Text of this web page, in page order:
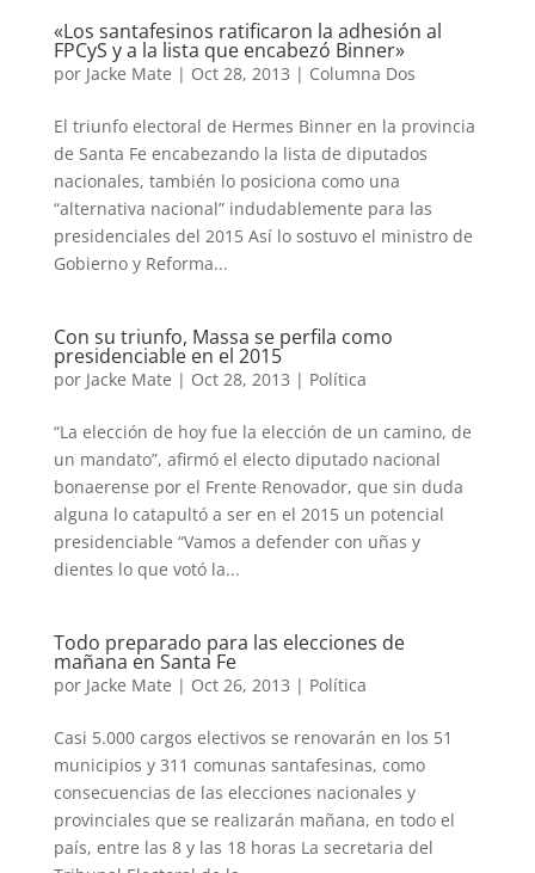
«Los santafesinos ratificaron la adhesión al
FPCyS y a la lista que encabezó Binner»
por Jacke Mate | Oct 28, 2013 | Columna Dos
El triunfo electoral de Hermes Binner en la provincia
de Santa Fe encabezando la lista de diputados
nacionales, también lo posiciona como una
“alternativa nacional” indudablemente para las
presidenciales del 2015 Así lo sostuvo el ministro de
Gobierno y Reforma...
Con su triunfo, Massa se perfila como
presidenciable en el 2015
por Jacke Mate | Oct 28, 2013 | Política
“La elección de hoy fue la elección de un camino, de
un mandato”, afirmó el electo diputado nacional
bonaerense por el Frente Renovador, que sin duda
alguna lo catapultó a ser en el 2015 un potencial
presidenciable “Vamos a defender con uñas y
dientes lo que votó la...
Todo preparado para las elecciones de
mañana en Santa Fe
por Jacke Mate | Oct 26, 2013 | Política
Casi 5.000 cargos electivos se renovarán en los 51
municipios y 311 comunas santafesinas, como
consecuencias de las elecciones nacionales y
provinciales que se realizarán mañana, en todo el
país, entre las 8 y las 18 horas La secretaria del